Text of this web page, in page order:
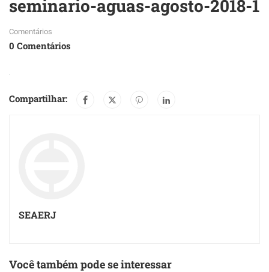
seminario-aguas-agosto-2018-1
Comentários
0 Comentários
Compartilhar:
SEAERJ
Você também pode se interessar